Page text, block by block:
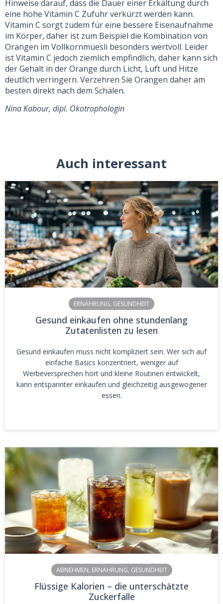
Hinweise darauf, dass die Dauer einer Erkältung durch
eine hohe Vitamin C Zufuhr verkürzt werden kann.
Vitamin C sorgt zudem für eine bessere Eisenaufnahme
im Körper, daher ist zum Beispiel die Kombination von
Orangen im Vollkornmüesli besonders wertvoll. Leider
ist Vitamin C jedoch ziemlich empfindlich, daher kann sich
der Gehalt in der Orange durch Licht, Luft und Hitze
deutlich verringern. Verzehren Sie Orangen daher am
besten direkt nach dem Schälen.
Nina Kabour, dipl. Ökotrophologin
Auch interessant
ERNÄHRUNG, GESUNDHEIT
Gesund einkaufen ohne stundenlang
Zutatenlisten zu lesen
Gesund einkaufen muss nicht kompliziert sein. Wer sich auf
einfache Basics konzentriert, weniger auf
Werbeversprechen hört und kleine Routinen entwickelt,
kann entspannter einkaufen und gleichzeitig ausgewogener
essen.
ABNEHMEN, ERNÄHRUNG, GESUNDHEIT
Flüssige Kalorien – die unterschätzte
Zuckerfalle